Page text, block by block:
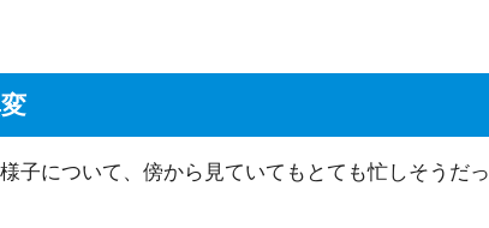
子について、傍から見ていてもとても忙しそうだっ